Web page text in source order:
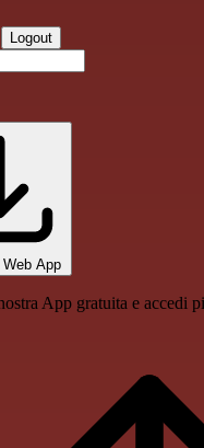
Logout
Web App
App gratuita e accedi